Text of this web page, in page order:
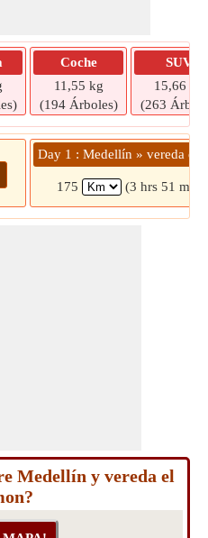
Coche
11,55 kg
(194 Árboles)
SUV
15,66 kg
(263
Day 1 : Medellín » vereda el
175 (3 hrs 51
Medellín y vereda el